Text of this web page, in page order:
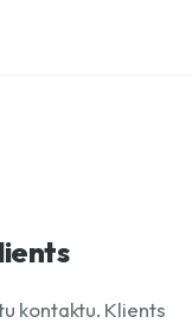
kontaktu. Klients